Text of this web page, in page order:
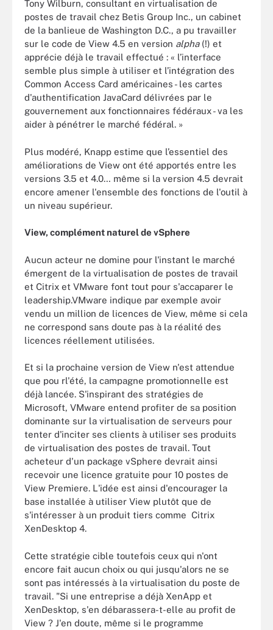
Tony Wilburn, consultant en virtualisation de
postes de travail chez Betis Group Inc., un cabinet
de la banlieue de Washington D.C., a pu travailler
sur le code de View 4.5 en version alpha (!) et
apprécie déjà le travail effectué : « l’interface
semble plus simple à utiliser et l’intégration des
Common Access Card américaines - les cartes
d'authentification JavaCard délivrées par le
gouvernement aux fonctionnaires fédéraux - va les
aider à pénétrer le marché fédéral. »
Plus modéré, Knapp estime que l’essentiel des
améliorations de View ont été apportés entre les
versions 3.5 et 4.0… même si la version 4.5 devrait
encore amener l'ensemble des fonctions de l'outil à
un niveau supérieur.
View, complément naturel de vSphere
Aucun acteur ne domine pour l'instant le marché
émergent de la virtualisation de postes de travail
et Citrix et VMware font tout pour s'accaparer le
leadership.VMware indique par exemple avoir
vendu un million de licences de View, même si cela
ne correspond sans doute pas à la réalité des
licences réellement utilisées.
Et si la prochaine version de View n'est attendue
que pou rl'été, la campagne promotionnelle est
déjà lancée. S'inspirant des stratégies de
Microsoft, VMware entend profiter de sa position
dominante sur la virtualisation de serveurs pour
tenter d'inciter ses clients à utiliser ses produits
de virtualisation des postes de travail. Tout
acheteur d'un package vSphere devrait ainsi
recevoir une licence gratuite pour 10 postes de
View Premiere. L'idée est ainsi d'encourager la
base installée à utiliser View plutôt que de
s'intéresser à un produit tiers comme Citrix
XenDesktop 4.
Cette stratégie cible toutefois ceux qui n'ont
encore fait aucun choix ou qui jusqu'alors ne se
sont pas intéressés à la virtualisation du poste de
travail. "Si une entreprise a déjà XenApp et
XenDesktop, s'en débarassera-t-elle au profit de
View ? J'en doute, même si le programme